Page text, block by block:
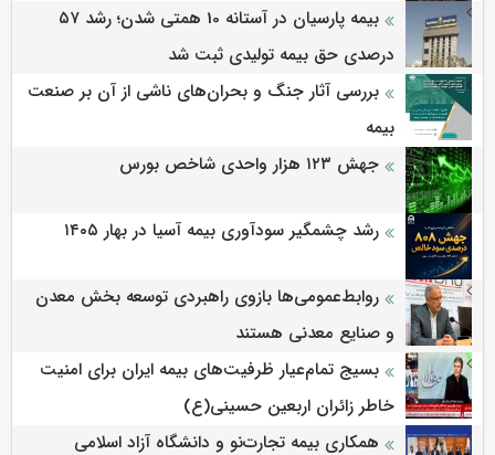
بیمه پارسیان در آستانه 10 همتی شدن؛ رشد ۵۷
درصدی حق بیمه تولیدی ثبت شد
بررسی آثار جنگ و بحران‌های ناشی از آن بر صنعت
بیمه
جهش ۱۲۳ هزار واحدی شاخص بورس
رشد چشمگیر سودآوری بیمه آسیا در بهار ۱۴۰۵
روابط‌‌عمومی‌ها بازوی راهبردی توسعه بخش معدن
و صنایع معدنی هستند
بسیج تمام‌عیار ظرفیت‌های بیمه ایران برای امنیت
خاطر زائران اربعین حسینی(ع)
همکاری بیمه تجارت‌نو و دانشگاه آزاد اسلامی